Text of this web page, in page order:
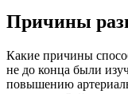
Причины
Какие причины
не до конца были
повышению